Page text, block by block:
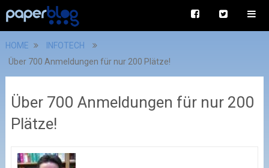
HOME
INFOTECH
Über 700 Anmeldungen für nur 200 Plätze!
Über 700 Anmeldungen für nur 200
Plätze!